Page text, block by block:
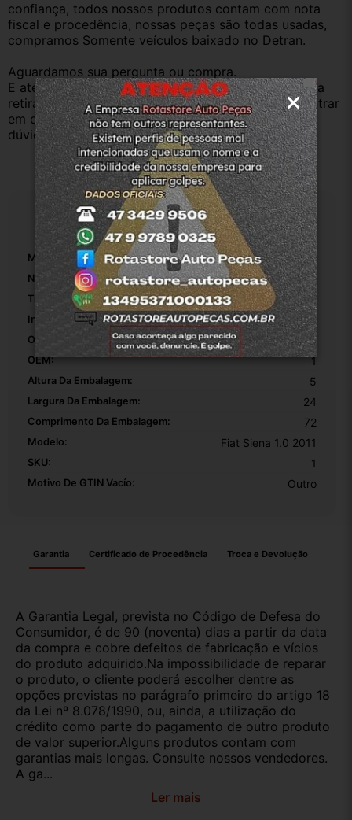
confiança, todos nossos produtos contam com nota
fiscal e procedência, nossas peças são todas usadas,
compramos Somente veículos baixado no Detran.
Aguardamos sua pergunta ou compra.
E atenderemos o quanto antes, caso o cliente prefira
retirar na nossa loja física também aceitamos, só entrar
em contato com a equipe Rotasul e tiramos suas
dúvidas.
Especificações
Marca: Fiat
Número De Peça: 1
Tipo De Veículo: Carro/Caminhonete
Inclui Kit De Montagem: False
Origem: Original
OEM: 1
Altura Da Embalagem: 5
Largura Da Embalagem: 24
Comprimento Da Embalagem: 72
Modelo: Fiat Siena 1.0 2011
SKU: 1
Motivo De GTIN Vacío: Outro
Garantia Certificado de Procedência Troca e Devolução
A Garantia Legal, prevista no Código de Defesa do
Consumidor, é de 90 (noventa) dias a partir da data
da compra e cobre defeitos de fabricação e vícios
do produto adquirido.Na impossibilidade de reparar
o produto, o cliente poderá escolher dentre as
opções previstas no parágrafo primeiro do artigo 18
da Lei nº 8.078/1990, ou, ainda, a utilização do
crédito como parte do pagamento de outro produto
de valor superior.Alguns produtos contam com
garantias mais longas. Consulte nossos vendedores.
A ga...
Ler mais